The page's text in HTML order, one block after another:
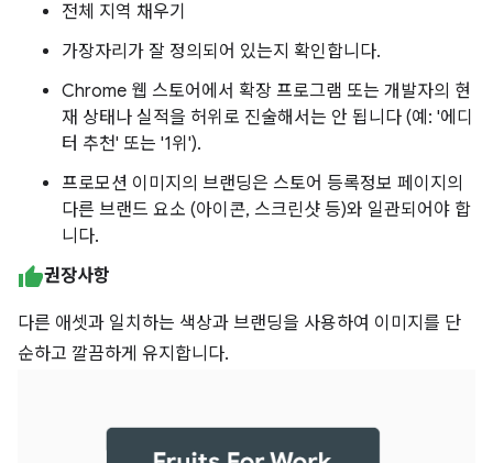
전체 지역 채우기
가장자리가 잘 정의되어 있는지 확인합니다.
Chrome 웹 스토어에서 확장 프로그램 또는 개발자의 현
재 상태나 실적을 허위로 진술해서는 안 됩니다 (예: '에디
터 추천' 또는 '1위').
프로모션 이미지의 브랜딩은 스토어 등록정보 페이지의
다른 브랜드 요소 (아이콘, 스크린샷 등)와 일관되어야 합
니다.
권장사항
다른 애셋과 일치하는 색상과 브랜딩을 사용하여 이미지를 단
순하고 깔끔하게 유지합니다.